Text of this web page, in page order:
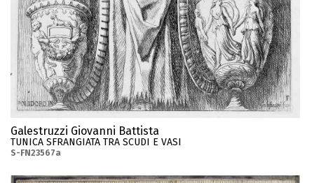
Galestruzzi Giovanni Battista
TUNICA SFRANGIATA TRA SCUDI E VASI
S-FN23567a